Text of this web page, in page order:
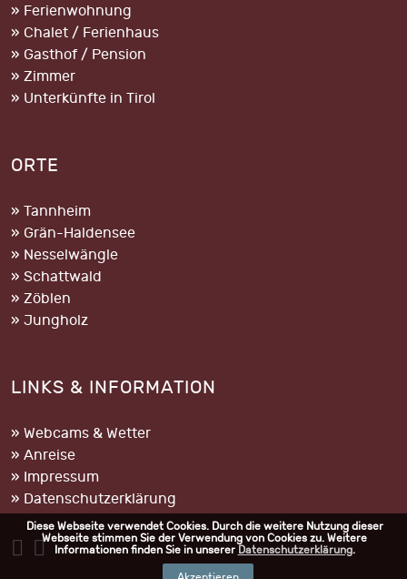
Diese Webseite verwendet Cookies. Durch die weitere Nutzung dieser
Webseite stimmen Sie der Verwendung von Cookies zu. Weitere
Informationen finden Sie in unserer Datenschutzerklärung.
» Ferienwohnung
» Chalet / Ferienhaus
» Gasthof / Pension
» Zimmer
» Unterkünfte in Tirol
ORTE
» Tannheim
» Grän-Haldensee
» Nesselwängle
» Schattwald
» Zöblen
» Jungholz
LINKS & INFORMATION
» Webcams & Wetter
» Anreise
» Impressum
» Datenschutzerklärung